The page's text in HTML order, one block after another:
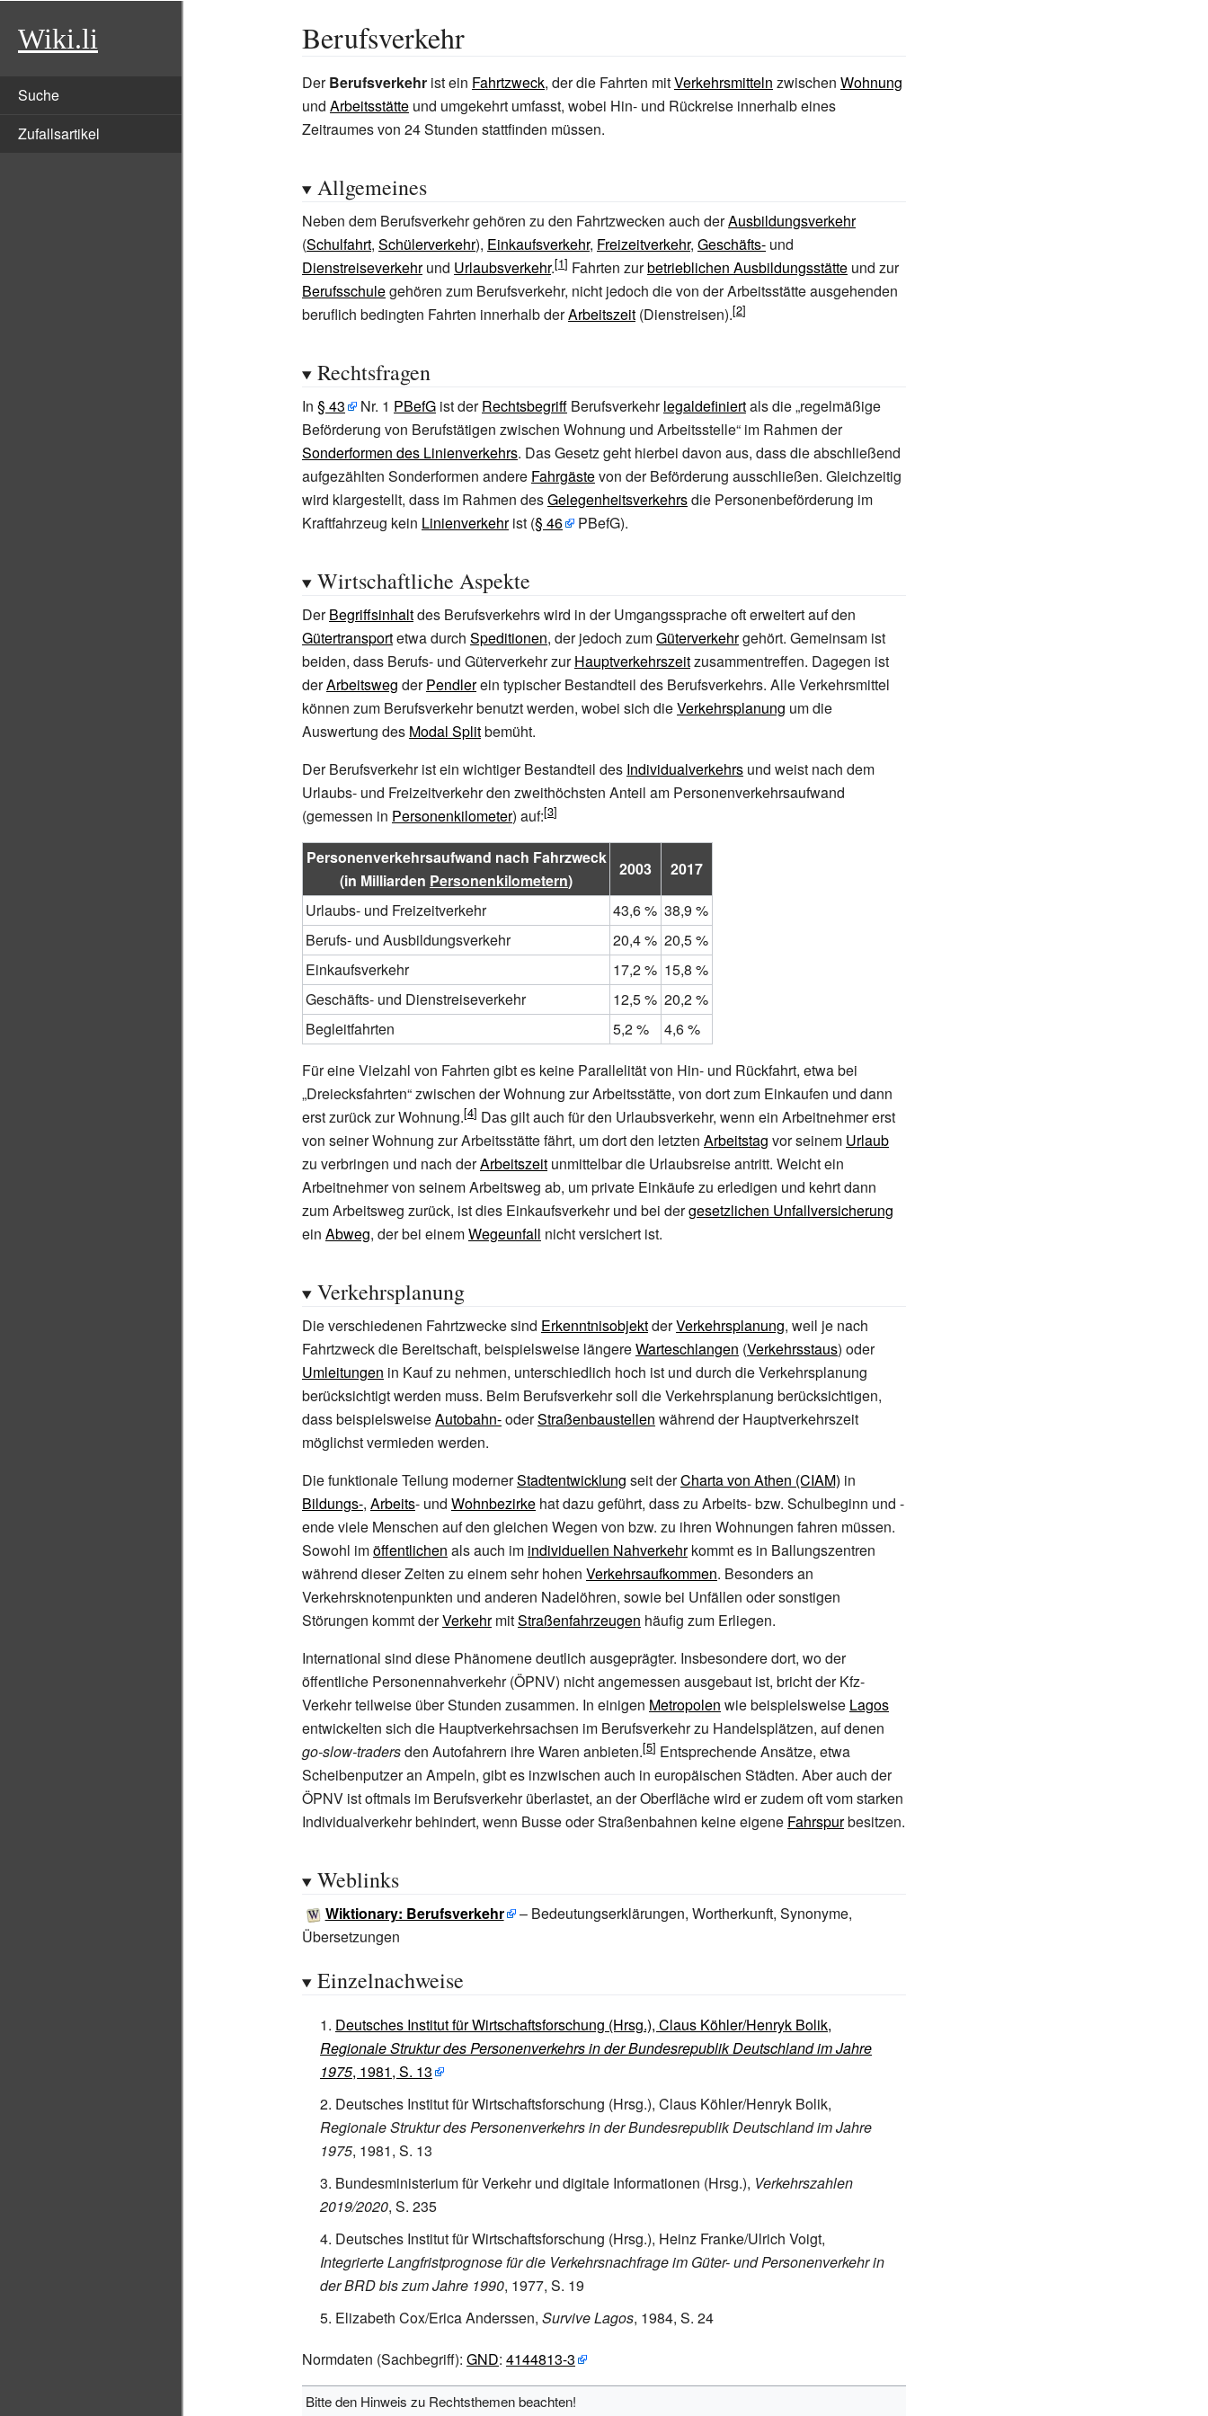
Wiki.li
Suche
Zufallsartikel
Berufsverkehr
DerBerufsverkehr ist ein Fahrtzweck, der die Fahrten mitVerkehrsmitteln zwischen Wohnung
und Arbeitsstätte und umgekehrt umfasst, wobei Hin- und Rückreise innerhalb eines
Zeitraumes von 24 Stunden stattfinden müssen.
Allgemeines
Neben dem Berufsverkehr gehören zu den Fahrtzwecken auch derAusbildungsverkehr
(Schulfahrt, Schülerverkehr), Einkaufsverkehr, Freizeitverkehr, Geschäfts- und
Dienstreiseverkehrund Urlaubsverkehr. Fahrten zurbetrieblichen Ausbildungsstätte und zur
Berufsschulegehören zum Berufsverkehr, nicht jedoch die von der Arbeitsstätte ausgehenden
beruflich bedingten Fahrten innerhalb derArbeitszeit (Dienstreisen).
Rechtsfragen
In § 43 Nr. 1 PBefG ist derRechtsbegriff Berufsverkehrlegaldefiniertals die „regelmäßige
Beförderung von Berufstätigen zwischen Wohnung und Arbeitsstelle“ im Rahmen der
Sonderformen des Linienverkehrs. Das Gesetz geht hierbei davon aus, dass die abschließend
aufgezählten Sonderformen andere Fahrgästevon der Beförderung ausschließen. Gleichzeitig
wird klargestellt, dass im Rahmen desGelegenheitsverkehrsdie Personenbeförderung im
Kraftfahrzeug kein Linienverkehrist (§ 46 PBefG).
Wirtschaftliche Aspekte
DerBegriffsinhaltdes Berufsverkehrs wird in der Umgangssprache oft erweitert auf den
Gütertransportetwa durch Speditionen, der jedoch zumGüterverkehrgehört. Gemeinsam ist
beiden, dass Berufs- und Güterverkehr zurHauptverkehrszeitzusammentreffen. Dagegen ist
derArbeitsweg derPendlerein typischer Bestandteil des Berufsverkehrs. Alle Verkehrsmittel
können zum Berufsverkehr benutzt werden, wobei sich dieVerkehrsplanung um die
Auswertung des Modal Splitbemüht.
Der Berufsverkehr ist ein wichtiger Bestandteil des Individualverkehrs und weist nach dem
Urlaubs- und Freizeitverkehr den zweithöchsten Anteil am Personenverkehrsaufwand
(gemessen in Personenkilometer) auf:
Personenverkehrsaufwand nach Fahrzweck
(in Milliarden Personenkilometern)
2003
2017
Urlaubs- und Freizeitverkehr
43,6% 38,9 %
Berufs- und Ausbildungsverkehr
20,4% 20,5%
Einkaufsverkehr
17,2% 15,8 %
Geschäfts- und Dienstreiseverkehr
12,5% 20,2%
Begleitfahrten
5,2% 4,6%
Für eine Vielzahl von Fahrten gibt es keine Parallelität von Hin- und Rückfahrt, etwa bei
„Dreiecksfahrten“ zwischen der Wohnung zur Arbeitsstätte, von dort zum Einkaufen und dann
erst zurück zur Wohnung.
Das gilt auch für den Urlaubsverkehr, wenn ein Arbeitnehmer erst
von seiner Wohnung zur Arbeitsstätte fährt, um dort den letzten Arbeitstag vor seinem Urlaub
zu verbringen und nach derArbeitszeit unmittelbar die Urlaubsreise antritt. Weicht ein
Arbeitnehmer von seinem Arbeitsweg ab, um private Einkäufe zu erledigen und kehrt dann
zum Arbeitsweg zurück, ist dies Einkaufsverkehr und bei dergesetzlichen Unfallversicherung
ein Abweg, der bei einemWegeunfall nicht versichert ist.
Verkehrsplanung
Die verschiedenen Fahrtzwecke sind ErkenntnisobjektderVerkehrsplanung, weil je nach
Fahrtzweck die Bereitschaft, beispielsweise längereWarteschlangen (Verkehrsstaus) oder
Umleitungen in Kauf zu nehmen, unterschiedlich hoch ist und durch die Verkehrsplanung
berücksichtigt werden muss. Beim Berufsverkehr soll die Verkehrsplanung berücksichtigen,
dass beispielsweiseAutobahn-oderStraßenbaustellen während der Hauptverkehrszeit
möglichst vermieden werden.
Die funktionale Teilung modernerStadtentwicklung seit derCharta von Athen (CIAM) in
Bildungs-, Arbeits- und Wohnbezirke hat dazu geführt, dass zu Arbeits- bzw. Schulbeginn und -
ende viele Menschen auf den gleichen Wegen von bzw. zu ihren Wohnungen fahren müssen.
Sowohl imöffentlichen als auch im individuellen Nahverkehrkommt es in Ballungszentren
während dieser Zeiten zu einem sehr hohen Verkehrsaufkommen. Besonders an
Verkehrsknotenpunkten und anderen Nadelöhren, sowie bei Unfällen oder sonstigen
Störungen kommt derVerkehrmitStraßenfahrzeugen häufig zum Erliegen.
International sind diese Phänomene deutlich ausgeprägter. Insbesondere dort, wo der
öffentliche Personennahverkehr (ÖPNV) nicht angemessen ausgebaut ist, bricht der Kfz-
Verkehr teilweise über Stunden zusammen. In einigen Metropolen wie beispielsweise Lagos
entwickelten sich die Hauptverkehrsachsen im Berufsverkehr zu Handelsplätzen, auf denen
go-slow-tradersden Autofahrern ihre Waren anbieten.
Entsprechende Ansätze, etwa
Scheibenputzer an Ampeln, gibt es inzwischen auch in europäischen Städten. Aber auch der
ÖPNV ist oftmals im Berufsverkehr überlastet, an der Oberfläche wird er zudem oft vom starken
Individualverkehr behindert, wenn Busse oder Straßenbahnen keine eigene Fahrspurbesitzen.
Weblinks
Wiktionary: Berufsverkehr
– Bedeutungserklärungen, Wortherkunft, Synonyme,
Übersetzungen
Einzelnachweise
Deutsches Institut für Wirtschaftsforschung (Hrsg.), Claus Köhler/Henryk Bolik,
Regionale Struktur des Personenverkehrs in der Bundesrepublik Deutschland im Jahre
1975, 1981, S. 13
Deutsches Institut für Wirtschaftsforschung (Hrsg.), Claus Köhler/Henryk Bolik,
Regionale Struktur des Personenverkehrs in der Bundesrepublik Deutschland im Jahre
1975, 1981, S. 13
Bundesministerium für Verkehr und digitale Informationen (Hrsg.), Verkehrszahlen
2019/2020, S. 235
Deutsches Institut für Wirtschaftsforschung (Hrsg.), Heinz Franke/Ulrich Voigt,
Integrierte Langfristprognose für die Verkehrsnachfrage im Güter- und Personenverkehr in
der BRD bis zum Jahre 1990, 1977, S. 19
Elizabeth Cox/Erica Anderssen, Survive Lagos, 1984, S. 24
Normdaten (Sachbegriff): GND: 4144813-3
Bitte den Hinweis zu Rechtsthemen beachten!